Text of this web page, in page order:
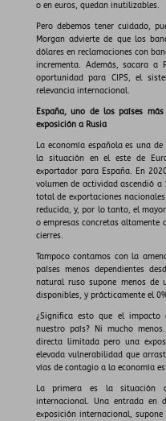
o en euros, quedan inutilizables.
Pero debemos tener cuidado,
Morgan advierte de que los
dólares en reclamaciones con
incrementa. Además, sacara a
oportunidad para CIPS, el
relevancia internacional.
España, uno de los países
exposición a Rusia
La economía española es una
la situación en el este de
exportador para España. En
volumen de actividad ascendió
total de exportaciones
reducida, y, por lo tanto, el
o empresas concretas altamente
cierres.
Tampoco contamos con la
países menos dependientes
natural ruso supone menos de
disponibles, y prácticamente el
¿Significa esto que el
nuestro país? Ni mucho
directa limitada pero una
elevada vulnerabilidad que
vías de contagio a la economía
La primera es la situación
internacional. Una entrada en
exposición internacional,